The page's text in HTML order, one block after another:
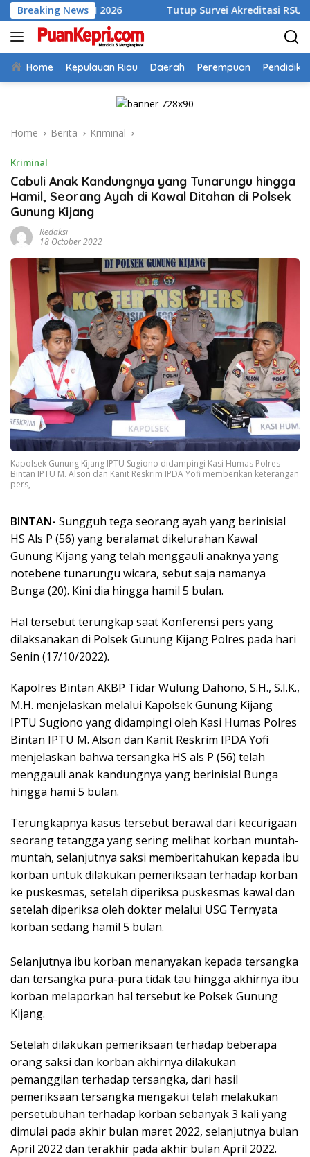
Skip
to
content
Breaking News
II 2026 Tutup Survei Akreditasi RSUD Tarempa,
Home Kepulauan Riau Daerah Perempuan
Home Berita Kriminal
Kriminal
Cabuli Anak Kandungnya yang Tunarungu hingga
Hamil, Seorang Ayah di Kawal Ditahan di Polsek
Gunung Kijang
Redaksi
18 October 2022
Kapolsek Gunung Kijang IPTU Sugiono didampingi Kasi Humas Polres
Bintan IPTU M. Alson dan Kanit Reskrim IPDA Yofi memberikan keterangan
pers,
BINTAN- Sungguh tega seorang ayah yang berinisial
HS Als P (56) yang beralamat dikelurahan Kawal
Gunung Kijang yang telah menggauli anaknya yang
notebene tunarungu wicara, sebut saja namanya
Bunga (20). Kini dia hingga hamil 5 bulan.
Hal tersebut terungkap saat Konferensi pers yang
dilaksanakan di Polsek Gunung Kijang Polres pada hari
Senin (17/10/2022).
Kapolres Bintan AKBP Tidar Wulung Dahono, S.H., S.I.K.,
M.H. menjelaskan melalui Kapolsek Gunung Kijang
IPTU Sugiono yang didampingi oleh Kasi Humas Polres
Bintan IPTU M. Alson dan Kanit Reskrim IPDA Yofi
menjelaskan bahwa tersangka HS als P (56) telah
menggauli anak kandungnya yang berinisial Bunga
hingga hami 5 bulan.
Terungkapnya kasus tersebut berawal dari kecurigaan
seorang tetangga yang sering melihat korban muntah-
muntah, selanjutnya saksi memberitahukan kepada ibu
korban untuk dilakukan pemeriksaan terhadap korban
ke puskesmas, setelah diperiksa puskesmas kawal dan
setelah diperiksa oleh dokter melalui USG Ternyata
korban sedang hamil 5 bulan.
Selanjutnya ibu korban menanyakan kepada tersangka
dan tersangka pura-pura tidak tau hingga akhirnya ibu
korban melaporkan hal tersebut ke Polsek Gunung
Kijang.
Setelah dilakukan pemeriksaan terhadap beberapa
orang saksi dan korban akhirnya dilakukan
pemanggilan terhadap tersangka, dari hasil
pemeriksaan tersangka mengakui telah melakukan
persetubuhan terhadap korban sebanyak 3 kali yang
dimulai pada akhir bulan maret 2022, selanjutnya bulan
April 2022 dan terakhir pada akhir bulan April 2022.